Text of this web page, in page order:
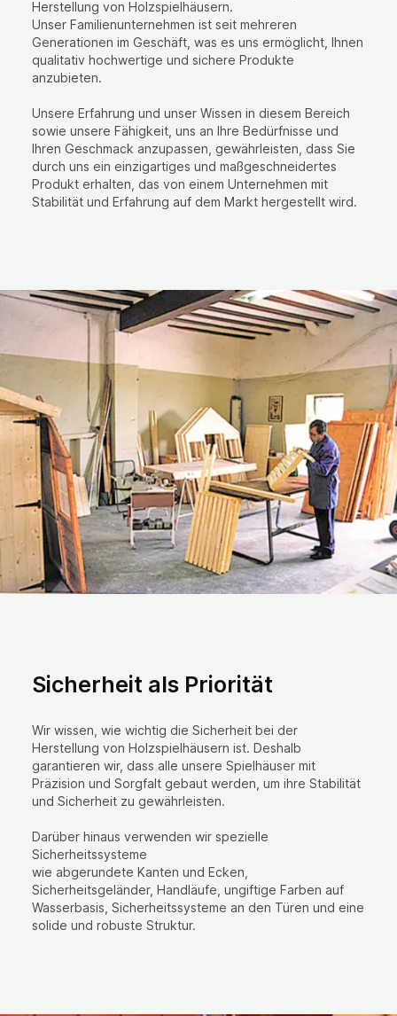
Herstellung von Holzspielhäusern.
Unser Familienunternehmen ist seit mehreren
Generationen im Geschäft, was es uns ermöglicht, Ihnen
qualitativ hochwertige und sichere Produkte
anzubieten.
Unsere Erfahrung und unser Wissen in diesem Bereich
sowie unsere Fähigkeit, uns an Ihre Bedürfnisse und
Ihren Geschmack anzupassen, gewährleisten, dass Sie
durch uns ein einzigartiges und maßgeschneidertes
Produkt erhalten, das von einem Unternehmen mit
Stabilität und Erfahrung auf dem Markt hergestellt wird.
Sicherheit als Priorität
Wir wissen, wie wichtig die Sicherheit bei der
Herstellung von Holzspielhäusern ist. Deshalb
garantieren wir, dass alle unsere Spielhäuser mit
Präzision und Sorgfalt gebaut werden, um ihre Stabilität
und Sicherheit zu gewährleisten.
Darüber hinaus verwenden wir spezielle
Sicherheitssysteme
wie abgerundete Kanten und Ecken,
Sicherheitsgeländer, Handläufe, ungiftige Farben auf
Wasserbasis, Sicherheitssysteme an den Türen und eine
solide und robuste Struktur.